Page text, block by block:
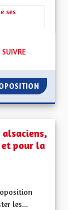
ses
49 ABONNÉS
SUIVRE
POUR
pour la
les...